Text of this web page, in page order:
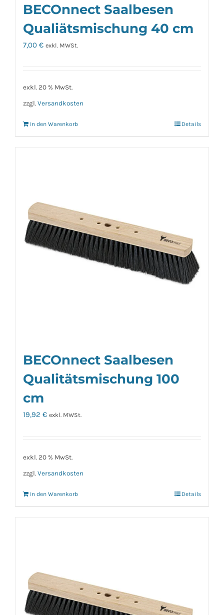
BECOnnect Saalbesen
Qualiätsmischung 40 cm
7,00 € exkl. MWSt.
exkl. 20 % MwSt.
zzgl. Versandkosten
In den Warenkorb Details
BECOnnect Saalbesen
Qualitätsmischung 100
cm
19,92 € exkl. MWSt.
exkl. 20 % MwSt.
zzgl. Versandkosten
In den Warenkorb Details